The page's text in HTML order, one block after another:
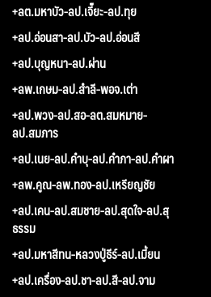
+ลต.มหาบัว-ลป.เจี๊ยะ-ลป.ทุย
+ลป.อ่อนสา-ลป.บัว-ลป.อ่อนสี
+ลป.บุญหนา-ลป.ผ่าน
+ลพ.เกษม-ลป.สำลี-พอจ.เต่า
+ลป.พวง-ลป.สอ-ลต.สมหมาย-
ลป.สมภาร
+ลป.เนย-ลป.คำบุ-ลป.คำภา-ลป.คำผา
+ลพ.คูณ-ลพ.ทอง-ลป.เหรียญชัย
+ลป.เคน-ลป.สมชาย-ลป.สุดใจ-ลป.สุ
ธรรม
+ลป.มหาสีทน-หลวงปู่ธีร์-ลป.เมี้ยน
+ลป.เครื่อง-ลป.ชา-ลป.สี-ลป.จาม